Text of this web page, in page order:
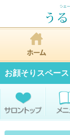
お顔そりスペース